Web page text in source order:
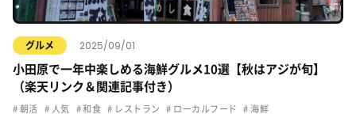
グルメ 2025/09/01
小田原で一年中楽しめる海鮮グルメ10選【秋はアジが旬】
（楽天リンク＆関連記事付き）
朝活 人気 和食 レストラン ローカルフード 海鮮